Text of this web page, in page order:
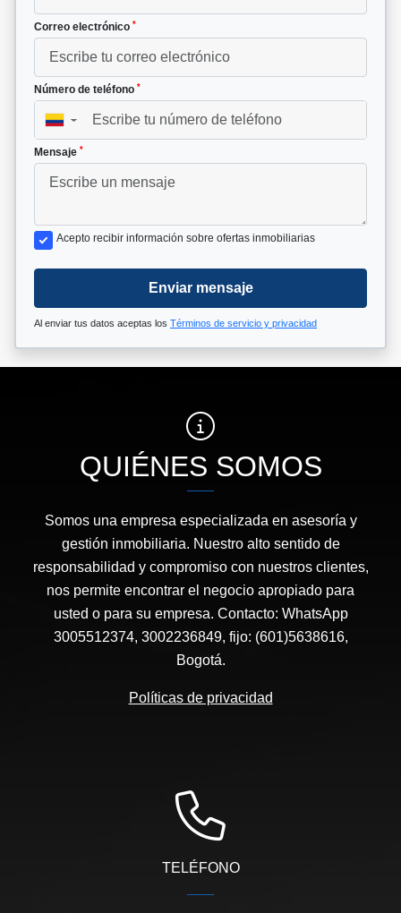
Correo electrónico *
Número de teléfono *
▼
Mensaje *
Acepto recibir información sobre ofertas inmobiliarias
Enviar mensaje
Al enviar tus datos aceptas los Términos de servicio y privacidad
QUIÉNES SOMOS
Somos una empresa especializada en asesoría y
gestión inmobiliaria. Nuestro alto sentido de
responsabilidad y compromiso con nuestros clientes,
nos permite encontrar el negocio apropiado para
usted o para su empresa. Contacto: WhatsApp
3005512374, 3002236849, fijo: (601)5638616,
Bogotá.
Políticas de privacidad
TELÉFONO